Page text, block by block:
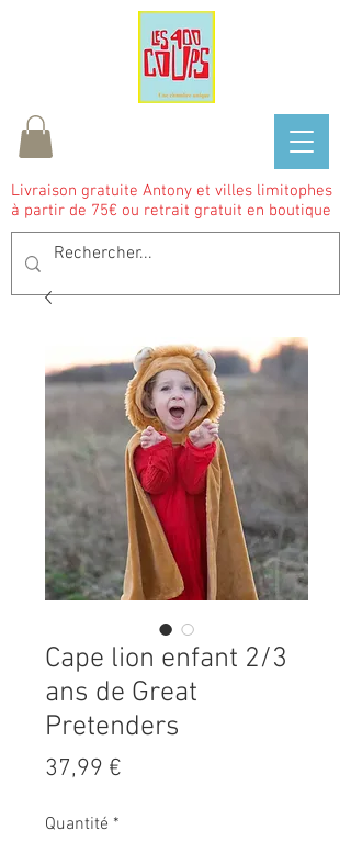
Livraison gratuite Antony et villes limitophes
à partir de 75€ ou retrait gratuit en boutique
Cape lion enfant 2/3
ans de Great
Pretenders
37,99 €
Quantité *